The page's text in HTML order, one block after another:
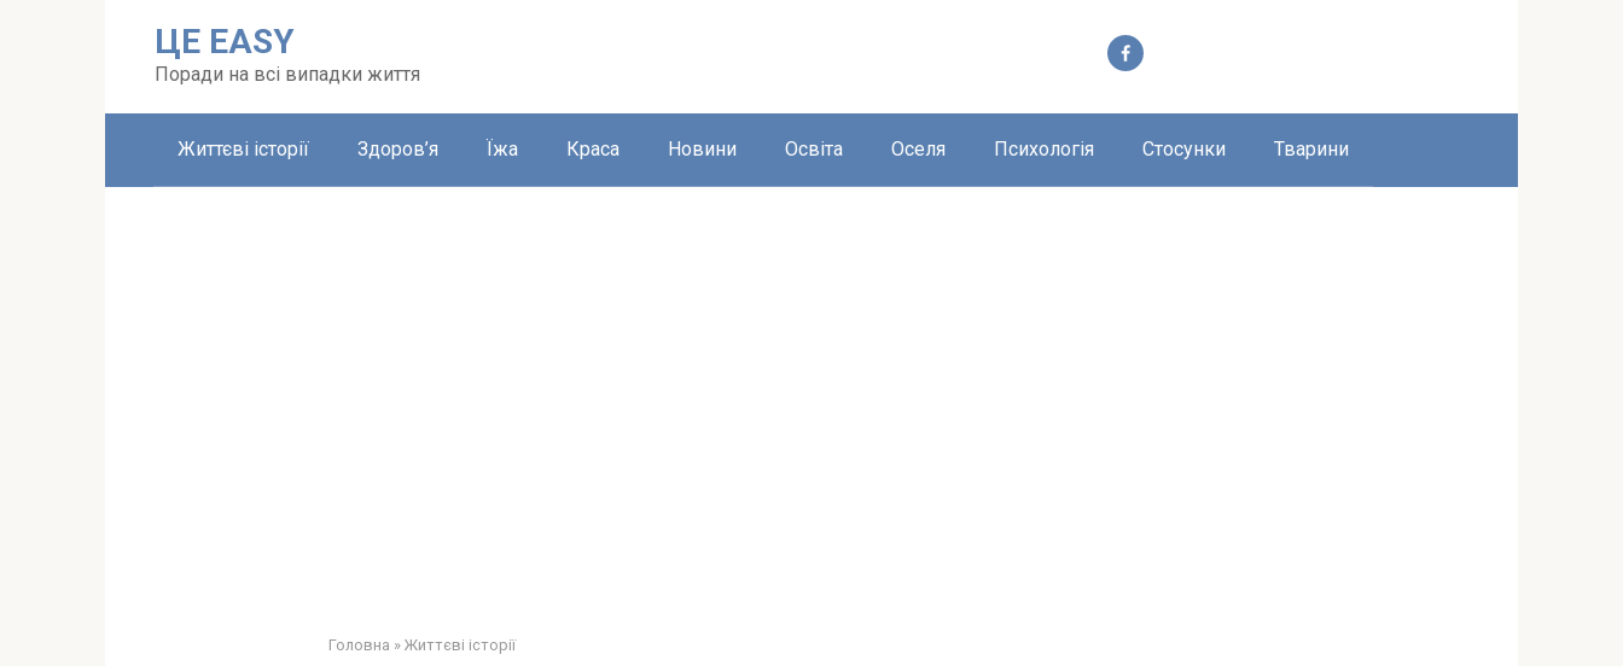
ЦЕ EASY
Поради на всі випадки життя
Життєві історії Здоров’я Їжа Краса Новини Освіта Оселя Психологія Стосунки Тварини
Головна » Життєві історії